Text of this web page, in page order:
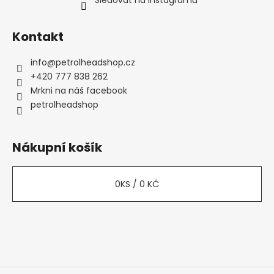
Kontakt
info@petrolheadshop.cz
+420 777 838 262
Mrkni na náš facebook
petrolheadshop
Nákupní košík
0KS / 0 KČ